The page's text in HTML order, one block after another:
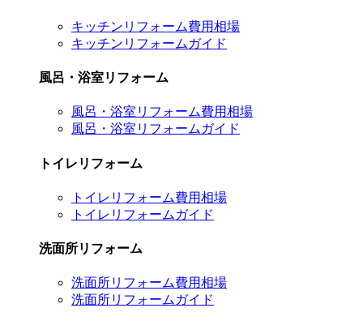
キッチンリフォーム費用相場
キッチンリフォームガイド
風呂・浴室リフォーム
風呂・浴室リフォーム費用相場
風呂・浴室リフォームガイド
トイレリフォーム
トイレリフォーム費用相場
トイレリフォームガイド
洗面所リフォーム
洗面所リフォーム費用相場
洗面所リフォームガイド